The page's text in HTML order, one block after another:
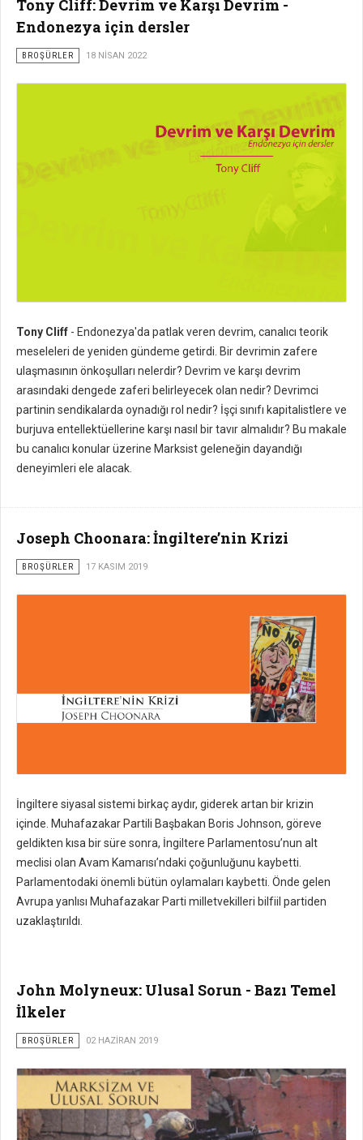
Tony Cliff: Devrim ve Karşı Devrim -
Endonezya için dersler
BROŞÜRLER 18 NISAN 2022
Tony Cliff - Endonezya'da patlak veren devrim, canalıcı teorik
meseleleri de yeniden gündeme getirdi. Bir devrimin zafere
ulaşmasının önkoşulları nelerdir? Devrim ve karşı devrim
arasındaki dengede zaferi belirleyecek olan nedir? Devrimci
partinin sendikalarda oynadığı rol nedir? İşçi sınıfı kapitalistlere ve
burjuva entellektüellerine karşı nasıl bir tavır almalıdır? Bu makale
bu canalıcı konular üzerine Marksist geleneğin dayandığı
deneyimleri ele alacak.
Joseph Choonara: İngiltere’nin Krizi
BROŞÜRLER 17 KASIM 2019
İngiltere siyasal sistemi birkaç aydır, giderek artan bir krizin
içinde. Muhafazakar Partili Başbakan Boris Johnson, göreve
geldikten kısa bir süre sonra, İngiltere Parlamentosu’nun alt
meclisi olan Avam Kamarısı’ndaki çoğunluğunu kaybetti.
Parlamentodaki önemli bütün oylamaları kaybetti. Önde gelen
Avrupa yanlısı Muhafazakar Parti milletvekilleri bilfiil partiden
uzaklaştırıldı.
John Molyneux: Ulusal Sorun - Bazı Temel
İlkeler
BROŞÜRLER 02 HAZIRAN 2019